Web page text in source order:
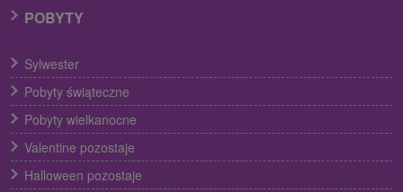
POBYTY
Sylwester
Pobyty świąteczne
Pobyty wielkanocne
Valentine pozostaje
Halloween pozostaje